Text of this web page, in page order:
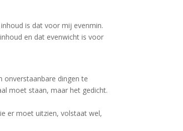
is dat voor mij evenmin.
en dat evenwicht is voor
onverstaanbare dingen te
moet staan, maar het gedicht.
er moet uitzien, volstaat wel,